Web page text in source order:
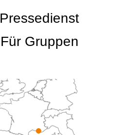
Pressedienst
Für Gruppen